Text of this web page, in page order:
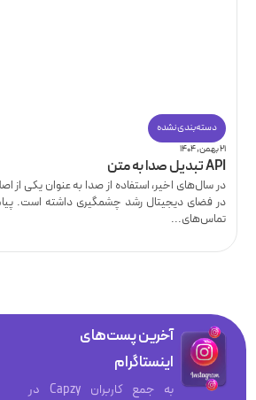
دسته‌بندی نشده
۲۱ بهمن, ۱۴۰۴
API تبدیل صدا به متن
در سال‌های اخیر، استفاده از صدا به عنوان یکی از
در فضای دیجیتال رشد چشمگیری داشته است.
تماس‌های...
آخرین پست‌های
اینستاگرام
به جمع کاربران Capzy در